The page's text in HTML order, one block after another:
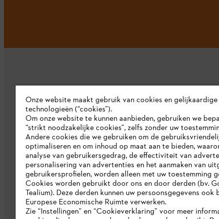
Bedrijf
Over ons
Pers
Werken bij STIHL
Duurzaamheid
STIHL rapportagesysteem
Onze website maakt gebruik van cookies en gelijkaardige
technologieën (“cookies”).
Om onze website te kunnen aanbieden, gebruiken we
“strikt noodzakelijke cookies”, zelfs zonder uw
Andere cookies die we gebruiken om de
optimaliseren en om inhoud op maat aan te bieden,
analyse van gebruikersgedrag, de effectiviteit van
personalisering van advertenties en het aanmaken van
gebruikersprofielen, worden alleen met uw toestemming
Cookies worden gebruikt door ons en door derden (bv.
Tealium). Deze derden kunnen uw persoonsgegevens ook
Europese Economische Ruimte verwerken.
Zie “Instellingen” en “Cookieverklaring” voor meer